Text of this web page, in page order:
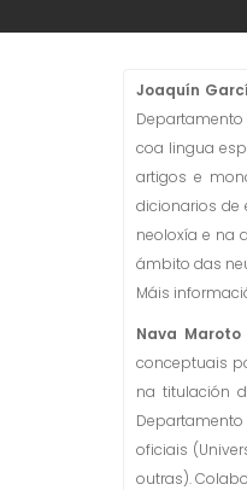
Joaquín
Departamento
coa lingua
artigos e
dicionarios de
neoloxía e na
ámbito das
Máis
Nava
conceptuais
na titulación
oficiais
outras).